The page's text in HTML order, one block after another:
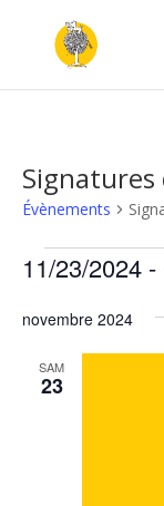
Évènements
11/23/2024 -
une
novembre 2024
SAM
23